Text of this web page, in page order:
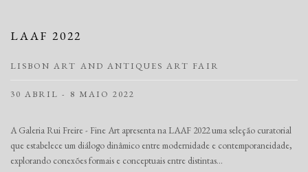
LAAF 2022
LISBON ART AND ANTIQUES ART FAIR
30 ABRIL - 8 MAIO 2022
A Galeria Rui Freire - Fine Art apresenta na LAAF 2022 uma seleção curatorial
que estabelece um diálogo dinâmico entre modernidade e contemporaneidade,
explorando conexões formais e conceptuais entre distintas...